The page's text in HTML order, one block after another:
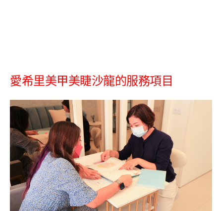
愛希里美甲美睫沙龍的服務項目